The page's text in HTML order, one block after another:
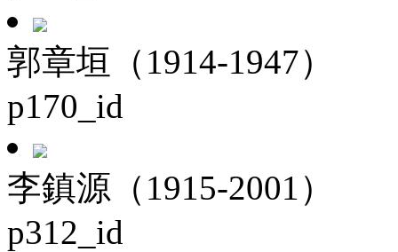
郭章垣（1914-1947）
p170_id
李鎮源（1915-2001）
p312_id